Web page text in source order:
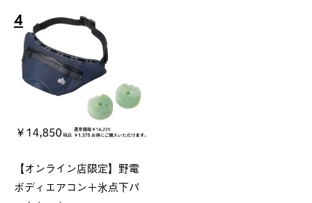
4
【オンライン店限定】野電
ボディエアコン＋氷点下パ